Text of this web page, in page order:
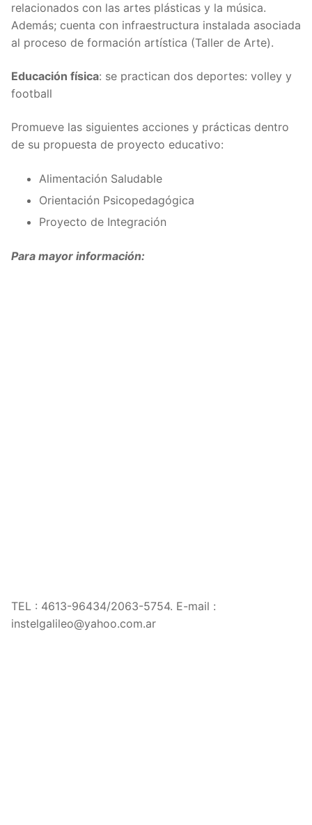
relacionados con las artes plásticas y la música.
Además; cuenta con infraestructura instalada asociada
al proceso de formación artística (Taller de Arte).
Educación física: se practican dos deportes: volley y
football
Promueve las siguientes acciones y prácticas dentro
de su propuesta de proyecto educativo:
Alimentación Saludable
Orientación Psicopedagógica
Proyecto de Integración
Para mayor información:
TEL : 4613-96434/2063-5754. E-mail :
instelgalileo@yahoo.com.ar